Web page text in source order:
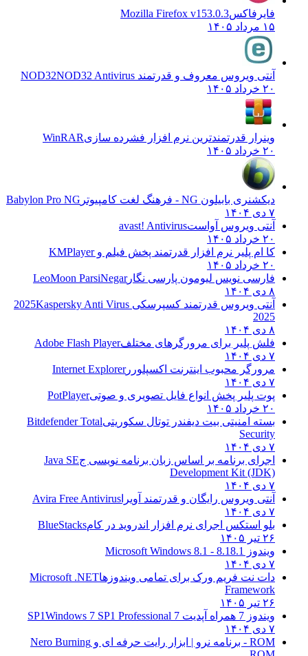
فایرفاکسMozilla Firefox v153.0.3
۱۵ مرداد ۱۴۰۵
آنتی ویروس معروف و قدرتمند NOD32 NOD32 Antivirus
۲۰ خرداد ۱۴۰۵
وینرار قدرتمندترین نرم افزار فشرده سازیWinRAR
۲۰ خرداد ۱۴۰۵
دیکشنری بابیلون NG - فرهنگ لغت کامپیوتر
Babylon Pro NG
۷ دی ۱۴۰۴
آنتی ویروس آواستavast! Antivirus
۲۰ خرداد ۱۴۰۵
کا ام پلیر نرم افزار قدرتمند پخش فیلم وKMPlayer
۲۰ خرداد ۱۴۰۵
فارسی نویس لیومون پارسی نگارLeoMoon ParsiNegar
۸ دی ۱۴۰۴
آنتی ویروس قدرتمند کسپرسکی 2025 Kaspersky Anti Virus
2025
۸ دی ۱۴۰۴
فلش پلیر برای مرورگرهای مختلفAdobe Flash Player
۷ دی ۱۴۰۴
مرورگر محبوب اینترنت اکسپلوررInternet Explorer
۷ دی ۱۴۰۴
پوت پلیر پخش انواع فایل تصویری و صوتیPotPlayer
۲۰ خرداد ۱۴۰۵
بسته امنیتی بیت دیفندر توتال سکوریتیBitdefender Total
Security
۷ دی ۱۴۰۴
اجرای برنامه بر اساس زبان برنامه نویسی جJava SE
Development Kit (JDK)
۷ دی ۱۴۰۴
آنتی ویروس رایگان و قدرتمند آویرا Avira Free Antivirus
۷ دی ۱۴۰۴
بلو استکس اجرای نرم افزار اندروید در کامBlueStacks
۲۶ تیر ۱۴۰۵
ویندوز 8.1
8.1 - Microsoft Windows 8.1
۷ دی ۱۴۰۴
دات نت فریم ورک برای تمامی ویندوزهاMicrosoft .NET
Framework
۲۶ تیر ۱۴۰۵
ویندوز 7 همراه آپدیت 7 SP1
Windows 7 SP1 Professional
۷ دی ۱۴۰۴
ROM - برنامه نرو | ابزار رایت حرفه ای و
Nero Burning